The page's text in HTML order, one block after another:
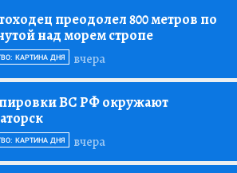
преодолел 800 метров по
над морем стропе
вчера
КАРТИНА ДНЯ
ВС РФ окружают
вчера
КАРТИНА ДНЯ